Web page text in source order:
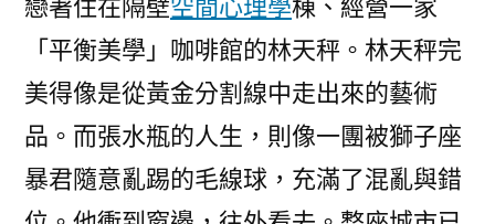
戀著住在隔壁空間心理學棟、經營一家
「平衡美學」咖啡館的林天秤。林天秤完
美得像是從黃金分割線中走出來的藝術
品。而張水瓶的人生，則像一團被獅子座
暴君隨意亂踢的毛線球，充滿了混亂與錯